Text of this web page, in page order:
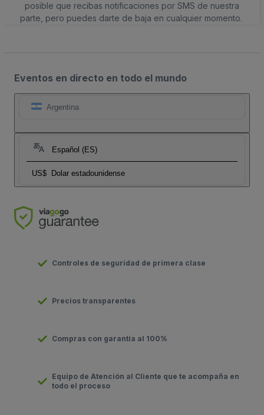
posible que recibas notificaciones por SMS de nuestra
parte, pero puedes darte de baja en cualquier momento.
Eventos en directo en todo el mundo
Argentina
Español (ES)
US$ Dolar estadounidense
Controles de seguridad de primera clase
Precios transparentes
Compras con garantía al 100%
Equipo de Atención al Cliente que te acompaña en
todo el proceso